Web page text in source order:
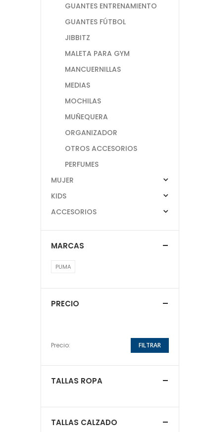
GUANTES ENTRENAMIENTO
GUANTES FÚTBOL
JIBBITZ
MALETA PARA GYM
MANCUERNILLAS
MEDIAS
MOCHILAS
MUÑEQUERA
ORGANIZADOR
OTROS ACCESORIOS
PERFUMES
MUJER
KIDS
ACCESORIOS
MARCAS
PUMA
PRECIO
Precio: FILTRAR
TALLAS ROPA
TALLAS CALZADO